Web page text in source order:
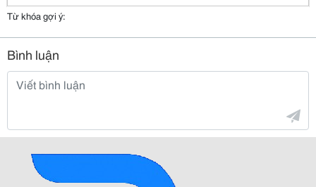
Từ khóa gợi ý:
Bình luận